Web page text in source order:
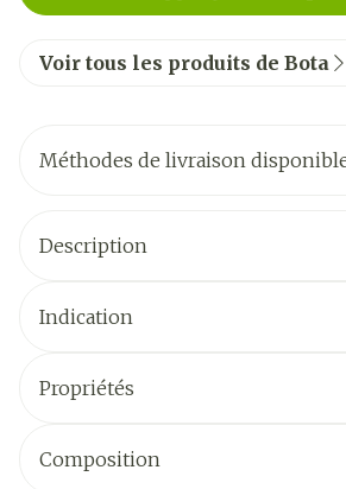
Voir tous les produits de Bota
Méthodes de livraison
Description
Indication
Propriétés
Composition